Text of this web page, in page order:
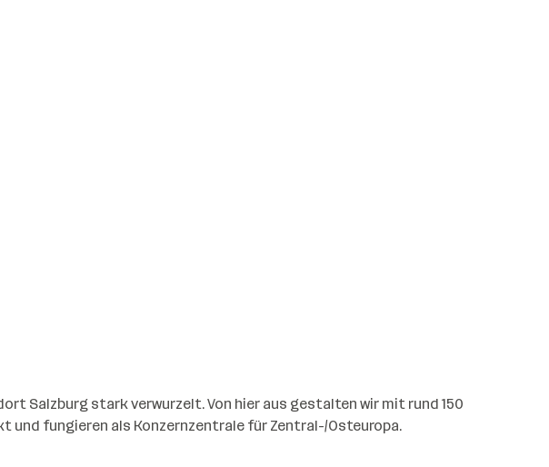
Salzburg stark verwurzelt. Von hier aus gestalten wir mit rund 150
fungieren als Konzernzentrale für Zentral-/Osteuropa.